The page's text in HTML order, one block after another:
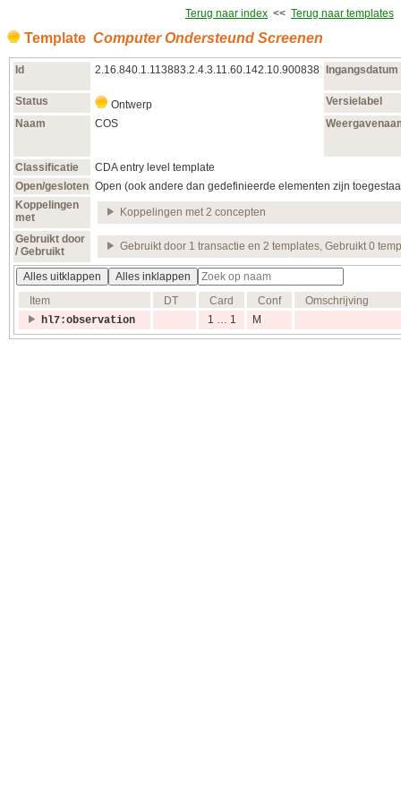
Terug naar index << Terug naar templates
Template Computer Ondersteund Screenen
Id 2.16.840.1.113883.2.4.3.11.60.142.10.900838 Ingangsdatum
Status Ontwerp
Versielabel
Naam
COS
Classificatie
CDA entry level template
Open/gesloten Open (ook andere dan gedefinieerde elementen zijn
Koppelingen
met
Koppelingen met 2 concepten
Gebruikt door
/ Gebruikt
Gebruikt door 1 transactie en 2 templates, Gebruikt 0
Alles uitklappen
Alles inklappen
Item
DT Card Conf
Omschrijving
hl7:observation
1 … 1 M